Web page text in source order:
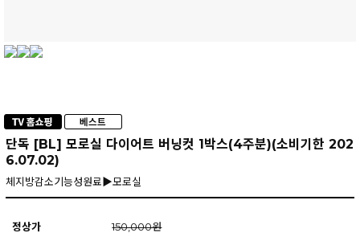
단독 [BL] 모로실 다이어트 버닝컷 1박스(4주분)(소비기한 202
6.07.02)
체지방감소기능성원료▶모로실
정상가
150,000원